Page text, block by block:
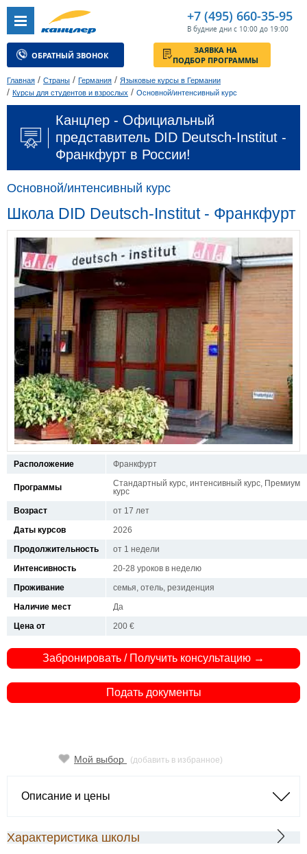
+7 (495) 660-35-95
В будние дни с 10:00 до 19:00
ОБРАТНЫЙ ЗВОНОК
ЗАЯВКА НА
ПОДБОР ПРОГРАММЫ
Главная / Страны / Германия / Языковые курсы в Германии
/ Курсы для студентов и взрослых / Основной/интенсивный курс
Канцлер - Официальный
представитель DID Deutsch-Institut -
Франкфурт в России!
Основной/интенсивный курс
Школа DID Deutsch-Institut - Франкфурт
Расположение Франкфурт
Программы
Стандартный курс, интенсивный курс, Премиум
курс
Возраст
от 17 лет
Даты курсов
2026
Продолжительность
от 1 недели
Интенсивность
20-28 уроков в неделю
Проживание
семья, отель, резиденция
Наличие мест
Да
Цена от
200 €
Забронировать / Получить консультацию →
Подать документы
Мой выбор (добавить в избранное)
Описание и цены
Характеристика школы